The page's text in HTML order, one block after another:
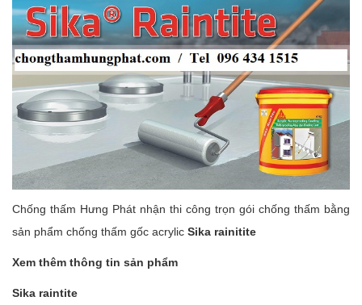
Chống thấm Hưng Phát nhận thi công trọn gói chống thấm bằng
sản phẩm chống thấm gốc acrylic Sika rainitite
Xem thêm thông tin sản phẩm
Sika raintite